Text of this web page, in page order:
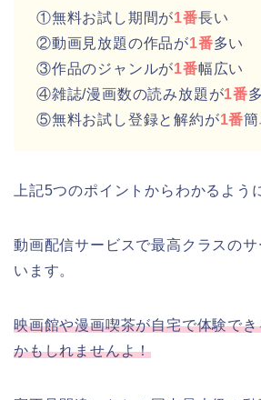
①無料お試し期間が1番長い
②動画見放題の作品が1番多い
③作品のジャンルが1番幅広い
④雑誌/漫画数の読み放題が1番
⑤無料お試し登録と解約が1番
上記5つのポイントからわかるよう
動画配信サービスで最高クラスの
います。
映画館や漫画喫茶が自宅で体験で
かもしれませんよ！